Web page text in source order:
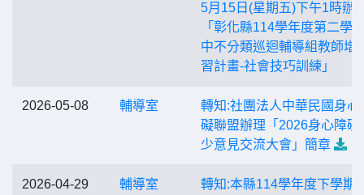
5月15日(星期五)下午1時辦
「彰化縣114學年度第二學
中不分類巡迴輔導組教師增
習計畫-社會技巧訓練」
2026-05-08 輔導室
轉知:社團法人中華民國身心
礙聯盟辦理「2026身心障礙
少意見交流大會」簡章
2026-04-29 輔導室
轉知:本縣114學年度下學期